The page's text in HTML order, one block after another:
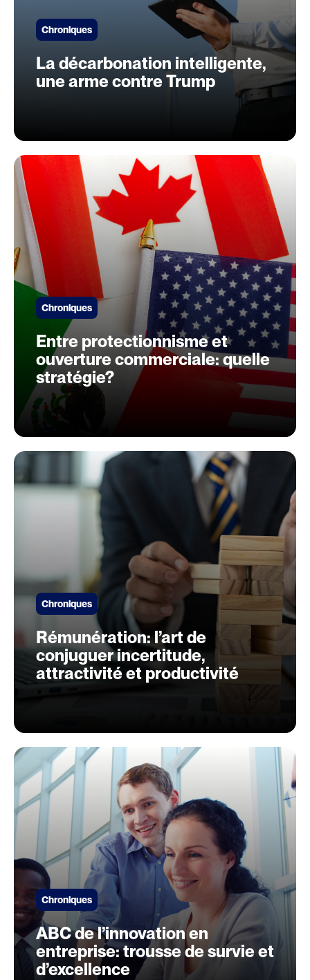
Chroniques
La décarbonation intelligente,
une arme contre Trump
Chroniques
Entre protectionnisme et
ouverture commerciale: quelle
stratégie?
Chroniques
Rémunération: l’art de
conjuguer incertitude,
attractivité et productivité
Chroniques
ABC de l’innovation en
entreprise: trousse de survie et
d’excellence